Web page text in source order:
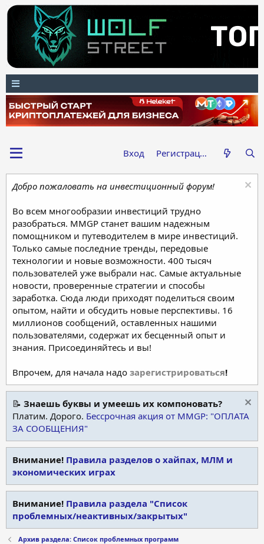
Вход Регистрация
Добро пожаловать на инвестиционный форум!
Во всем многообразии инвестиций трудно
разобраться. MMGP станет вашим надежным
помощником и путеводителем в мире инвестиций.
Только самые последние тренды, передовые
технологии и новые возможности. 400 тысяч
пользователей уже выбрали нас. Самые актуальные
новости, проверенные стратегии и способы
заработка. Сюда люди приходят поделиться своим
опытом, найти и обсудить новые перспективы. 16
миллионов сообщений, оставленных нашими
пользователями, содержат их бесценный опыт и
знания. Присоединяйтесь и вы!
Впрочем, для начала надо зарегистрироваться!
📝 Знаешь буквы и умеешь их компоновать?
Платим. Дорого. Бессрочная акция от MMGP: "ОПЛАТА
ЗА СООБЩЕНИЯ"
Внимание! Правила разделов о хайпах, МЛМ и
экономических играх
Внимание! Правила раздела "Список
проблемных/неактивных/закрытых"
Архив раздела: Список проблемных программ